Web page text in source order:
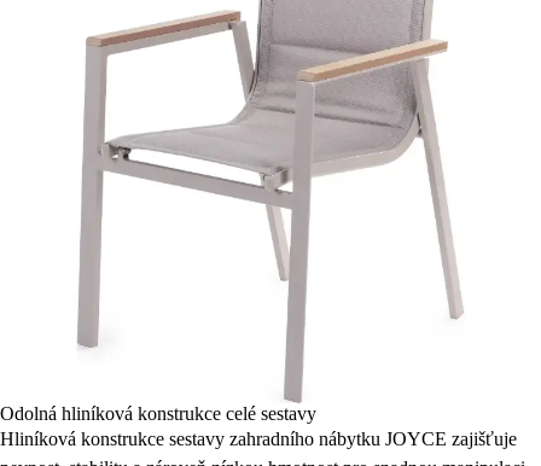
Odolná hliníková konstrukce celé sestavy
Hliníková konstrukce sestavy zahradního nábytku JOYCE zajišťuje